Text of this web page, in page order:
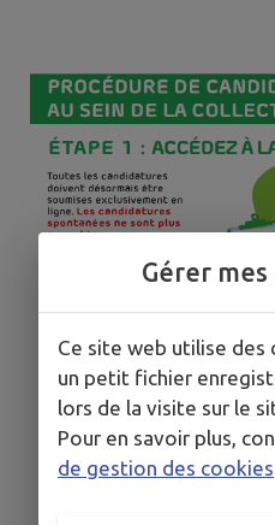
Gérer mes
Ce site web utilise des
un petit fichier
lors de la visite sur le
Pour en savoir plus,
de gestion des cookies